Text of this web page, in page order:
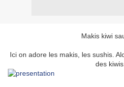
Makis kiwi
Ici on adore les makis, les sushis.
des kiwis.